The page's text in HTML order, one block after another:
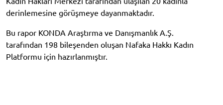
derinlemesine görüşmeye dayanmaktadır.
Bu rapor KONDA Araştırma ve Danışmanlık A.Ş.
tarafından 198 bileşenden oluşan Nafaka Hakkı Kadın
Platformu için hazırlanmıştır.